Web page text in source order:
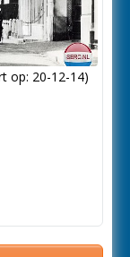
op: 20-12-14)